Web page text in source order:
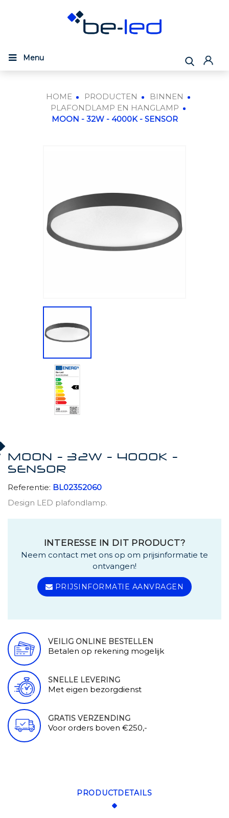
Menu
HOME PRODUCTEN
BINNEN
PLAFONDLAMP EN HANGLAMP
MOON - 32W - 4000K - SENSOR
MOON - 32W - 4000K -
SENSOR
Referentie: BL02352060
Design LED plafondlamp.
INTERESSE IN DIT PRODUCT?
Neem contact met ons op om prijsinformatie te
ontvangen!
PRIJSINFORMATIE AANVRAGEN
VEILIG ONLINE BESTELLEN
Betalen op rekening mogelijk
SNELLE LEVERING
Met eigen bezorgdienst
GRATIS VERZENDING
Voor orders boven €250,-
PRODUCTDETAILS